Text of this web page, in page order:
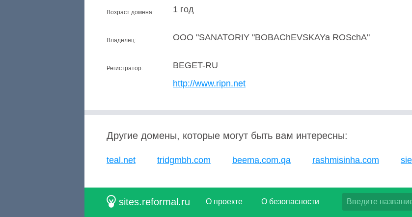
Возраст домена: 1 год
Владелец: OOO "SANATORIY "BOBAChEVSKAYa ROSchA"
Регистратор:
BEGET-RU
http://www.ripn.net
Другие домены, которые могут быть вам интересны:
teal.net tridgmbh.com beema.com.qa rashmisinha.com
sites.reformal.ru О проекте О безопасности